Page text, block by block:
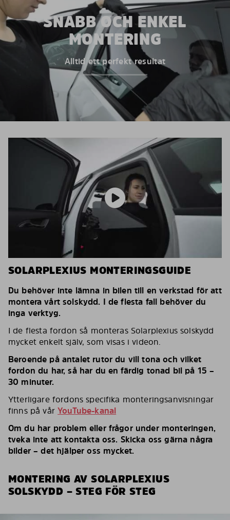
SNABB OCH ENKEL
MONTERING
Alltid ett perfekt resultat
SOLARPLEXIUS MONTERINGSGUIDE
Du behöver inte lämna in bilen till en verkstad för att
montera vårt solskydd. I de flesta fall behöver du
inga verktyg.
I de flesta fordon så monteras Solarplexius solskydd
mycket enkelt själv, som visas i videon.
Beroende på antalet rutor du vill tona och vilket
fordon du har, så har du en färdig tonad bil på 15 –
30 minuter.
Ytterligare fordons specifika monteringsanvisningar
finns på vårYouTube-kanal
Om du har problem eller frågor under monteringen,
tveka inte att kontakta oss. Skicka oss gärna några
bilder – det hjälper oss mycket.
MONTERING AV SOLARPLEXIUS
SOLSKYDD – STEG FÖR STEG